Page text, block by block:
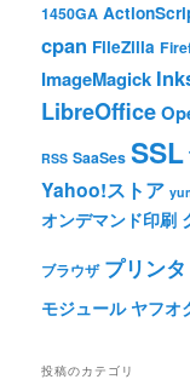
1450GA
cpan FileZilla
ImageMagick
LibreOffice
RSS SaaSes SSL
Yahoo!ストア
オンデマンド印刷
ブラウザ プリンタ
モジュール ヤフオ
投稿のカテゴリ